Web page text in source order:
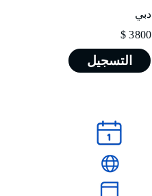
دبي
3800 $
التسجيل